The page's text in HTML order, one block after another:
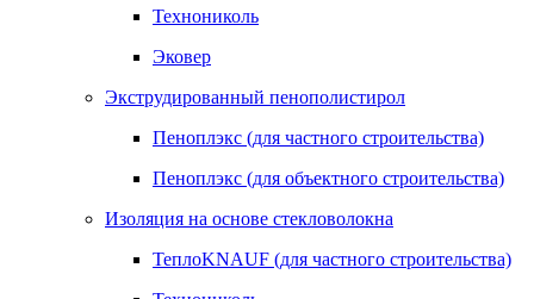
Технониколь
Эковер
Экструдированный пенополистирол
Пеноплэкс (для частного строительства)
Пеноплэкс (для объектного строительства)
Изоляция на основе стекловолокна
ТеплоKNAUF (для частного строительства)